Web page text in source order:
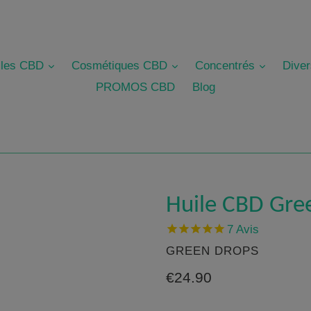
CBD
révélerCosmétiques CBD révélerConcentrés révéler
PROMOS CBD
Blog
Huile CBD
7 Avis
GREEN DROPS
Prix
€24.90